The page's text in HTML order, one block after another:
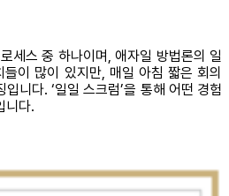
세스 중 하나이며, 애자일 방법론의 일
이 많이 있지만, 매일 아침 짧은 회의
니다. ‘일일 스크럼’을 통해 어떤 경험
니다.